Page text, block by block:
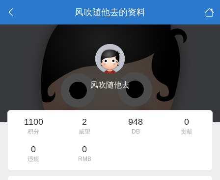
风吹随他去的资料
风吹随他去
1100
积分
2
威望
948
DB
0
贡献
0
违规
0
RMB